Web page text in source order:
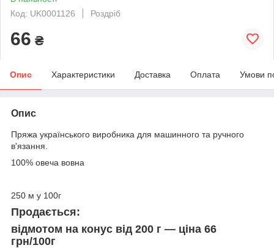
Код: UK0001126
Роздріб
66 ₴
Опис Характеристики Доставка Оплата Умови
Опис
Пряжа українського виробника для машинного та ручного
в'язання.
100% овеча вовна
250 м у 100г
Продається:
відмотом на конус від 200 г — ціна 66
грн/100г